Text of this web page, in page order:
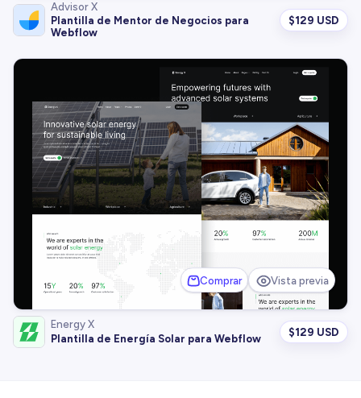
Advisor X
Plantilla de Mentor de Negocios para
Webflow
$129 USD
Comprar Vista previa
Energy X
Plantilla de Energía Solar para Webflow
$129 USD